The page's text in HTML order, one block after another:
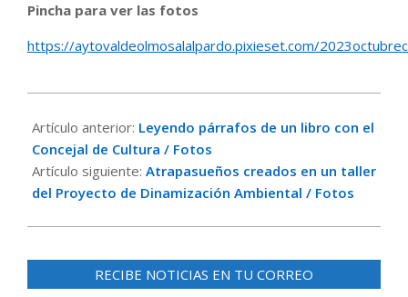
Pincha para ver las fotos
https://aytovaldeolmosalalpardo.pixieset.com/
11-
18
Artículo anterior: Leyendo párrafos de un libro con el
Concejal de Cultura / Fotos
Artículo siguiente: Atrapasueños creados en un taller
del Proyecto de Dinamización Ambiental / Fotos
RECIBE NOTICIAS EN TU CORREO